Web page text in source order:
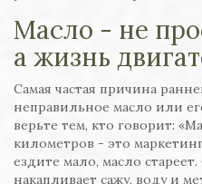
Масло - не
а жизнь
Самая частая причина
неправильное масло или
верьте тем, кто говорит:
километров - это
ездите мало, масло
накапливает сажу, воду и